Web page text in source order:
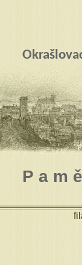
P a